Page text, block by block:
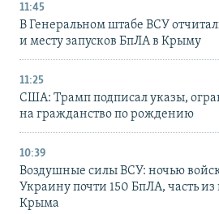
11:45
В Генеральном штабе ВСУ
и месту запусков БпЛА в Крыму
11:25
США: Трамп подписал указы,
на гражданство по рождению
10:39
Воздушные силы ВСУ: ночью
Украину почти 150 БпЛА, часть из
Крыма